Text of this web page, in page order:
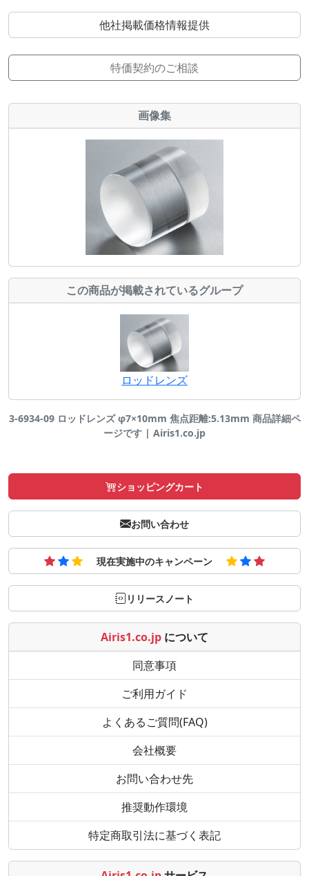
他社掲載価格情報提供
特価契約のご相談
画像集
この商品が掲載されているグループ
ロッドレンズ
3-6934-09 ロッドレンズ φ7×10mm 焦点距離:5.13mm 商品詳細ペ
ージです | Airis1.co.jp
ショッピングカート
お問い合わせ
現在実施中のキャンペーン
リリースノート
Airis1.co.jp について
同意事項
ご利用ガイド
よくあるご質問(FAQ)
会社概要
お問い合わせ先
推奨動作環境
特定商取引法に基づく表記